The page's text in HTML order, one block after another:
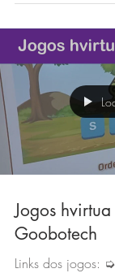
Jogos
Goobotech
Links dos jogos: